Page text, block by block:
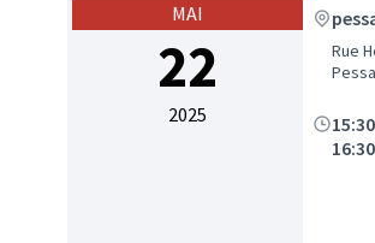
MAI
22
2025
Rue